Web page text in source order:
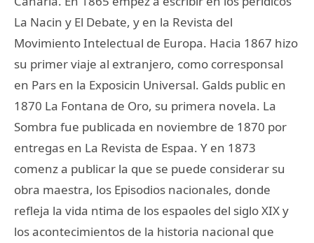
La Nacin y El Debate, y en la Revista del
Movimiento Intelectual de Europa. Hacia 1867 hizo
su primer viaje al extranjero, como corresponsal
en Pars en la Exposicin Universal. Galds public en
1870 La Fontana de Oro, su primera novela. La
Sombra fue publicada en noviembre de 1870 por
entregas en La Revista de Espaa. Y en 1873
comenz a publicar la que se puede considerar su
obra maestra, los Episodios nacionales, donde
refleja la vida ntima de los espaoles del siglo XIX y
los acontecimientos de la historia nacional que